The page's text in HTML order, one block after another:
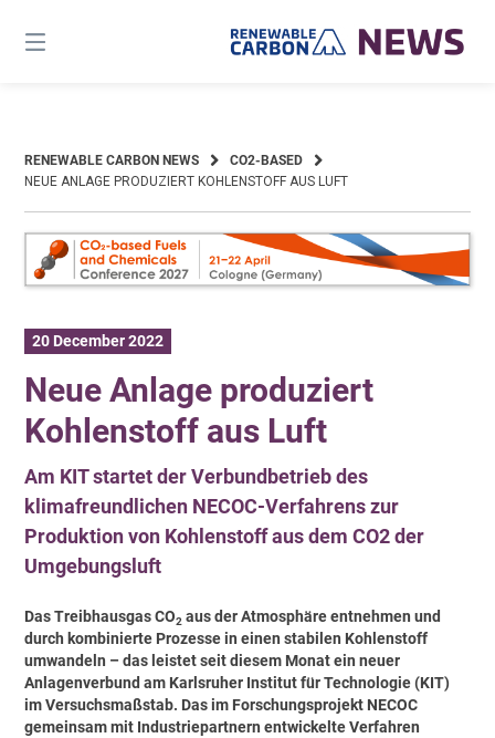
content
RENEWABLE CARBON NEWS
CO2-BASED
NEUE ANLAGE PRODUZIERT KOHLENSTOFF AUS LUFT
20 December 2022
Neue Anlage produziert
Kohlenstoff aus Luft
Am KIT startet der Verbundbetrieb des
klimafreundlichen NECOC-Verfahrens zur
Produktion von Kohlenstoff aus dem CO2 der
Umgebungsluft
Das Treibhausgas CO2 aus der Atmosphäre entnehmen und
durch kombinierte Prozesse in einen stabilen Kohlenstoff
umwandeln – das leistet seit diesem Monat ein neuer
Anlagenverbund am Karlsruher Institut für Technologie (KIT)
im Versuchsmaßstab. Das im Forschungsprojekt NECOC
gemeinsam mit Industriepartnern entwickelte Verfahren